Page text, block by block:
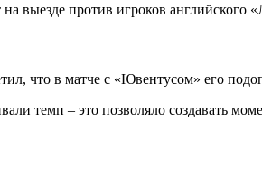
выезде против игроков
что в матче с «Ювентусом» его
темп – это позволяло создавать